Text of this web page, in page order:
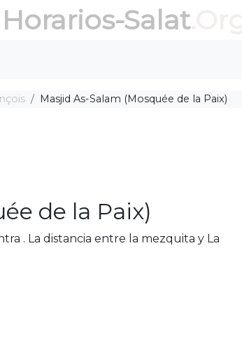
Horarios-Salat.Org
Masjid As-Salam (Mosquée de la Paix)
de la Paix)
. La distancia entre la mezquita y La